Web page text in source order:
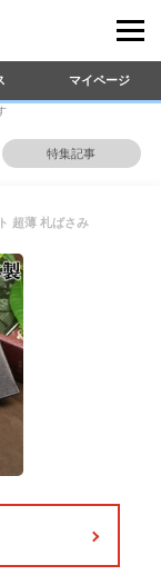
マイページ
特集記事
超薄 札ばさみ